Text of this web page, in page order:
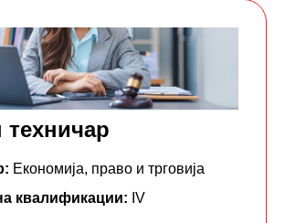
техничар
Економија, право и трговија
квалификации: IV